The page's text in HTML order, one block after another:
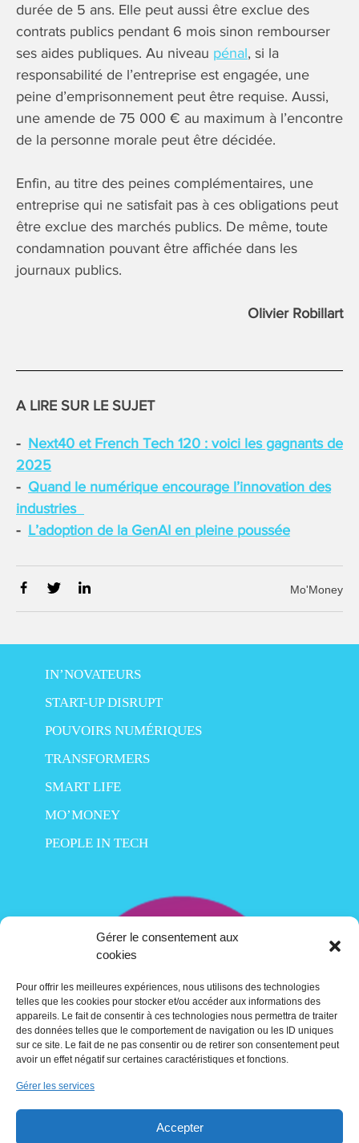
Gérer le consentement aux
cookies
Pour offrir les meilleures expériences, nous utilisons des technologies
telles que les cookies pour stocker et/ou accéder aux informations des
appareils. Le fait de consentir à ces technologies nous permettra de traiter
des données telles que le comportement de navigation ou les ID uniques
sur ce site. Le fait de ne pas consentir ou de retirer son consentement peut
avoir un effet négatif sur certaines caractéristiques et fonctions.
Gérer les services
Accepter
durée de 5 ans. Elle peut aussi être exclue des
contrats publics pendant 6 mois sinon rembourser
ses aides publiques. Au niveau pénal, si la
responsabilité de l’entreprise est engagée, une
peine d’emprisonnement peut être requise. Aussi,
une amende de 75 000 € au maximum à l’encontre
de la personne morale peut être décidée.
Enfin, au titre des peines complémentaires, une
entreprise qui ne satisfait pas à ces obligations peut
être exclue des marchés publics. De même, toute
condamnation pouvant être affichée dans les
journaux publics.
Olivier Robillart
A LIRE SUR LE SUJET
Next40 et French Tech 120 : voici les gagnants de
2025
Quand le numérique encourage l’innovation des
industries
L’adoption de la GenAI en pleine poussée
Mo'Money
IN’NOVATEURS
START-UP DISRUPT
POUVOIRS NUMÉRIQUES
TRANSFORMERS
SMART LIFE
MO’MONEY
PEOPLE IN TECH